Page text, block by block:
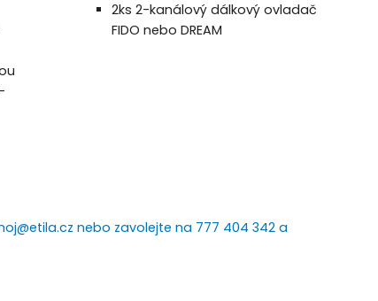
2ks 2-kanálový dálkový ovladač
FIDO nebo DREAM
nebo zavolejte na 777 404 342 a